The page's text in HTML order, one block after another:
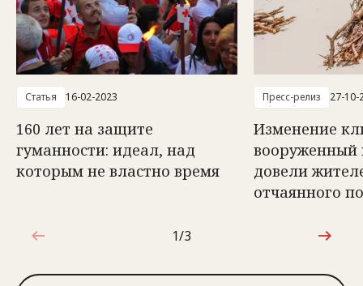
Статья 16-02-2023
160 лет на защите
гуманности: идеал, над
которым не властно время
Пресс-релиз 27-10-
Изменение
вооруженный
довели
отчаянного
1 из 3
1/3